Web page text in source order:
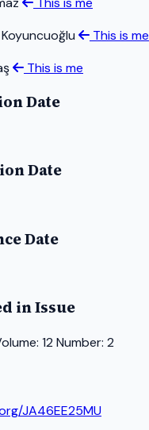
Koyuncuoğlu
This is me
This is me
Date
Date
Date
in Issue
12 Number: 2
JA46EE25MU